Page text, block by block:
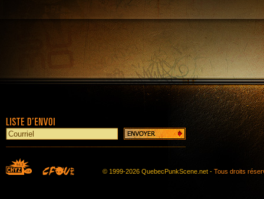
© 1999-2026 QuebecPunkScene.net - Tous droits